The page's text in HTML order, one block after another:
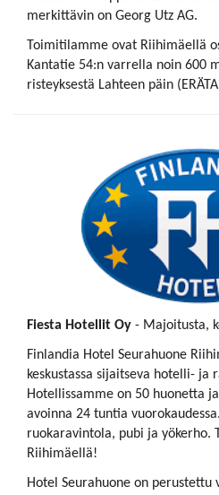
merkittävin on Georg Utz AG.
Toimitilamme ovat Riihimäellä
Kantatie 54:n varrella noin 600
risteyksestä Lahteen päin
Fiesta Hotellit Oy - Majoitusta,
Finlandia Hotel Seurahuone
keskustassa sijaitseva hotelli- ja
Hotellissamme on 50 huonetta
avoinna 24 tuntia
ruokaravintola, pubi ja yökerho.
Riihimäellä!
Hotel Seurahuone on perustettu